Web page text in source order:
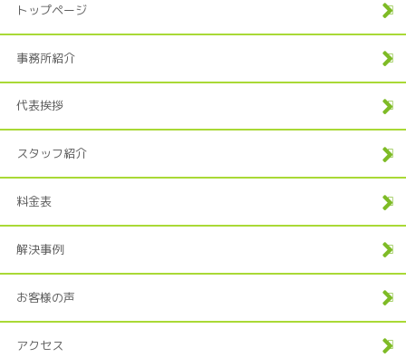
トップページ
事務所紹介
代表挨拶
スタッフ紹介
料金表
解決事例
お客様の声
アクセス